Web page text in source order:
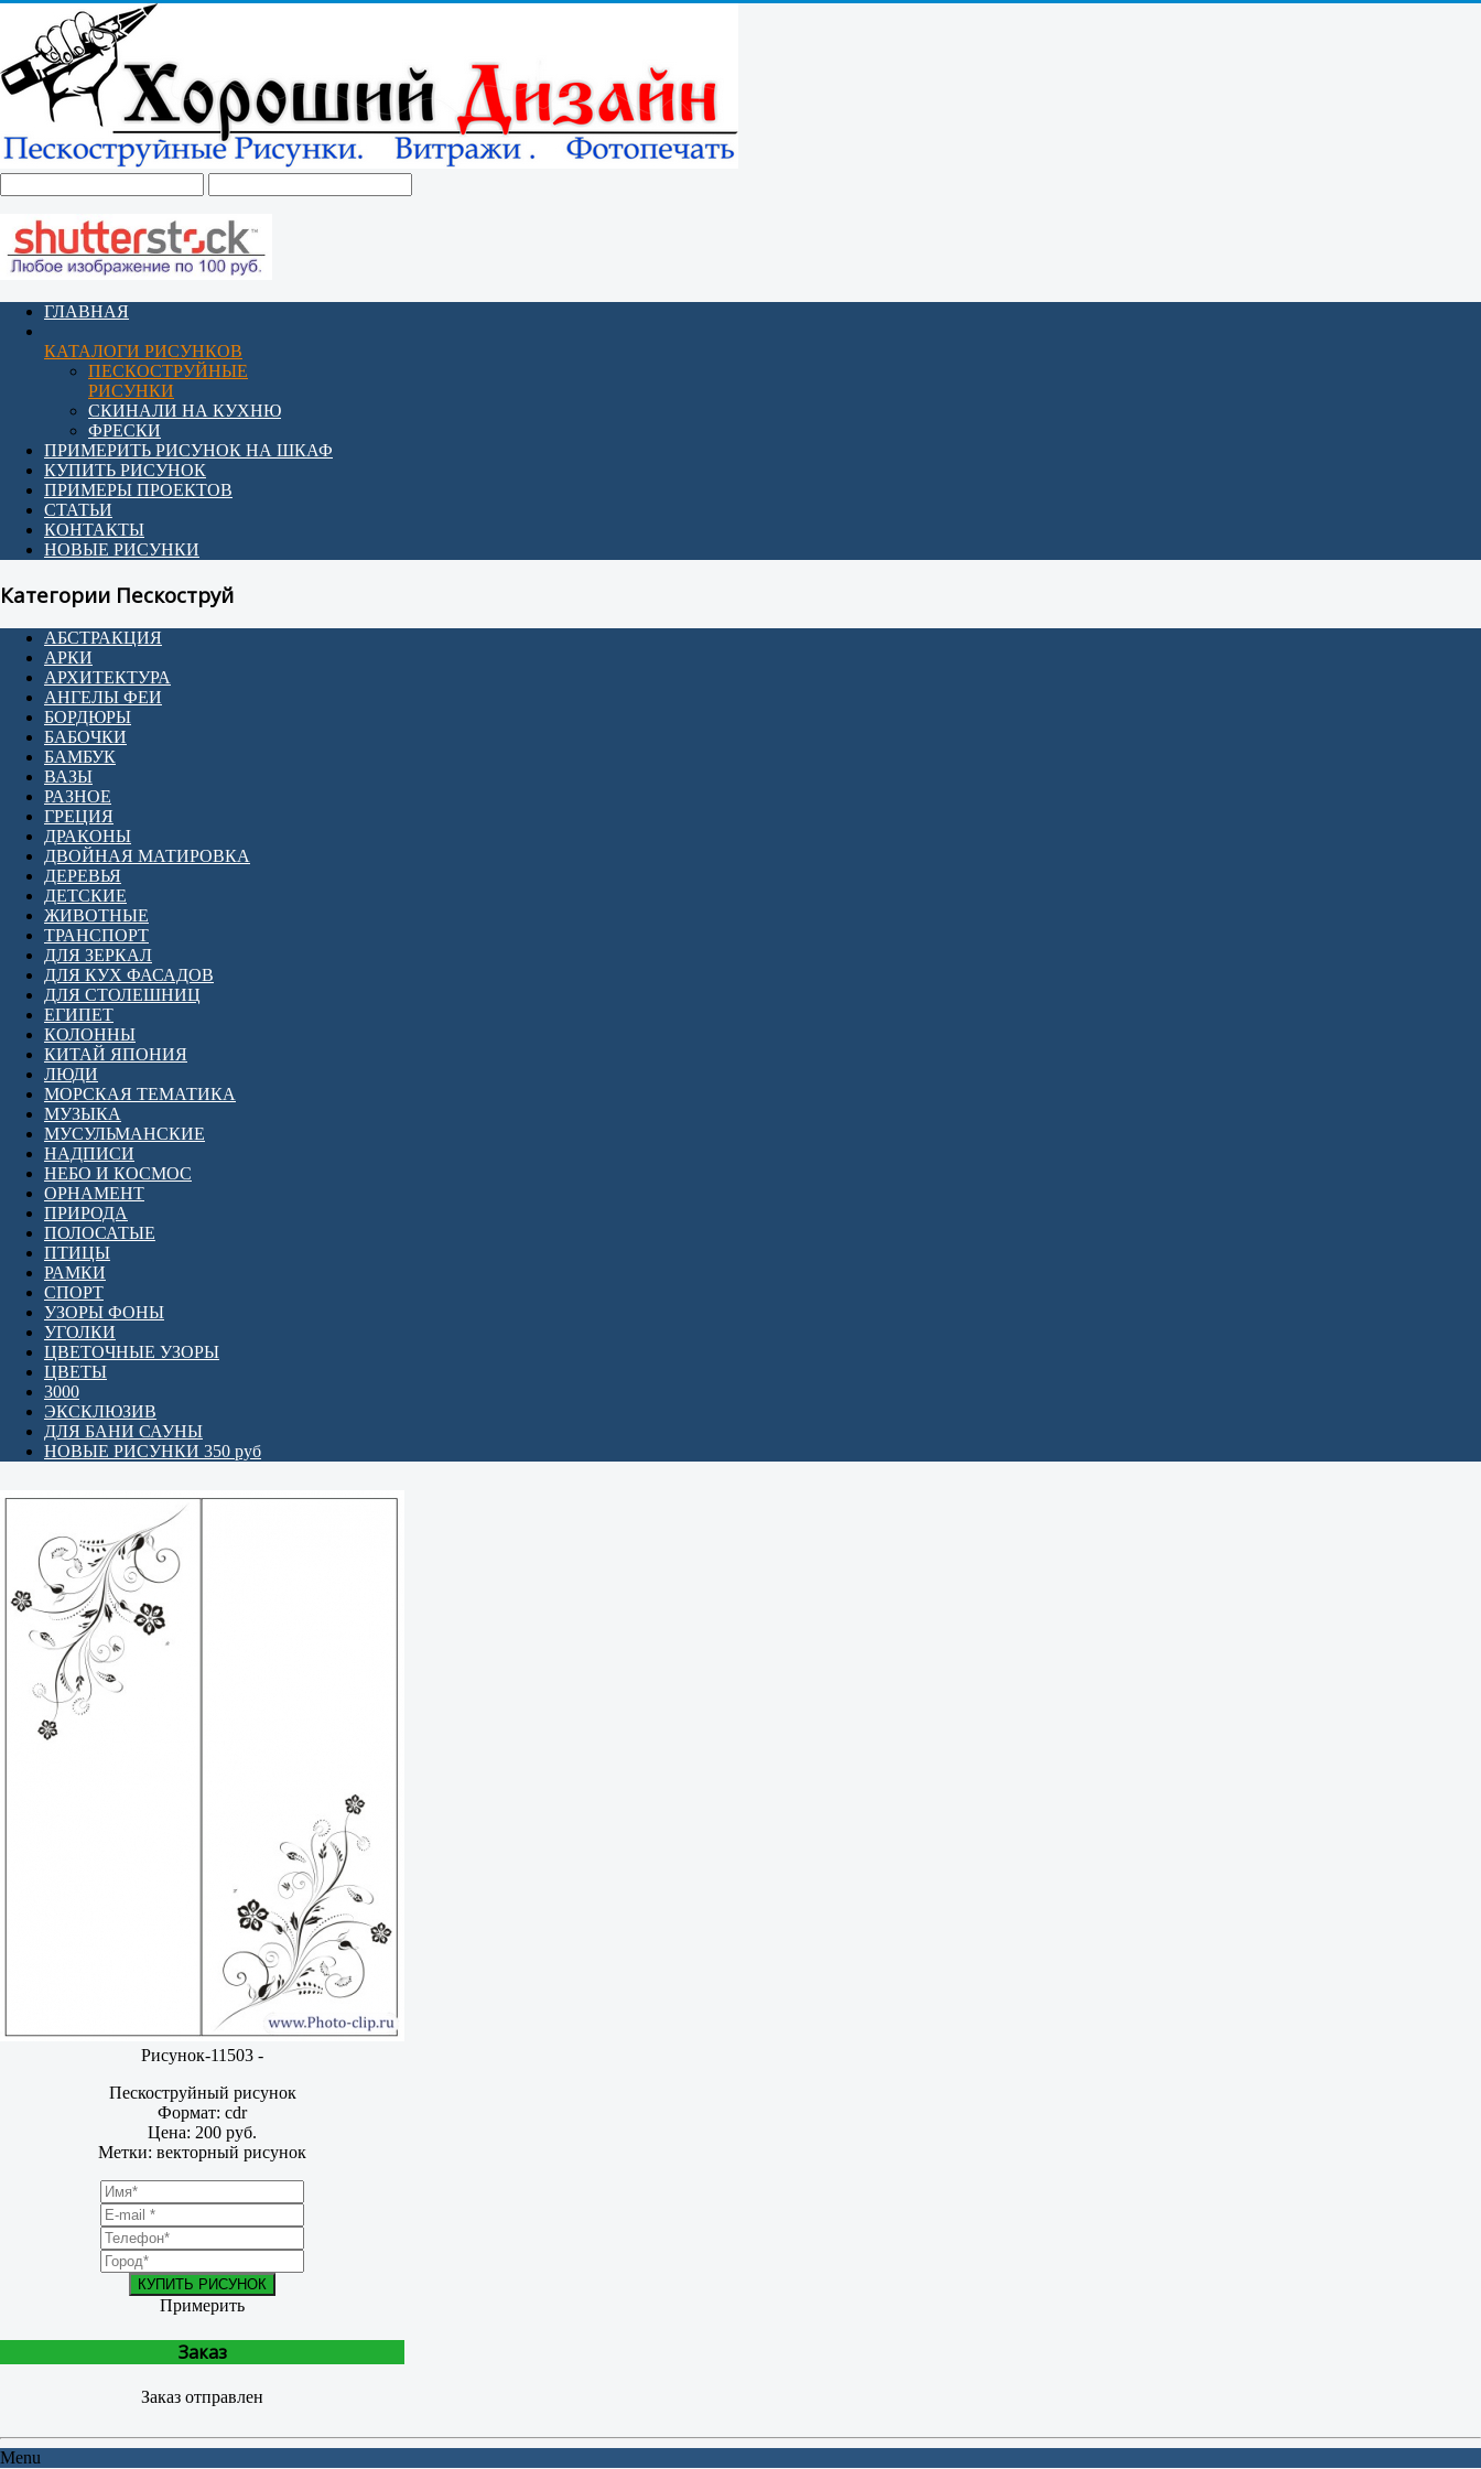
ГЛАВНАЯ
КАТАЛОГИ РИСУНКОВ
ПЕСКОСТРУЙНЫЕ
РИСУНКИ
СКИНАЛИ НА КУХНЮ
ФРЕСКИ
ПРИМЕРИТЬ РИСУНОК НА ШКАФ
КУПИТЬ РИСУНОК
ПРИМЕРЫ ПРОЕКТОВ
СТАТЬИ
КОНТАКТЫ
НОВЫЕ РИСУНКИ
Категории Пескоструй
АБСТРАКЦИЯ
АРКИ
АРХИТЕКТУРА
АНГЕЛЫ ФЕИ
БОРДЮРЫ
БАБОЧКИ
БАМБУК
ВАЗЫ
РАЗНОЕ
ГРЕЦИЯ
ДРАКОНЫ
ДВОЙНАЯ МАТИРОВКА
ДЕРЕВЬЯ
ДЕТСКИЕ
ЖИВОТНЫЕ
ТРАНСПОРТ
ДЛЯ ЗЕРКАЛ
ДЛЯ КУХ ФАСАДОВ
ДЛЯ СТОЛЕШНИЦ
ЕГИПЕТ
КОЛОННЫ
КИТАЙ ЯПОНИЯ
ЛЮДИ
МОРСКАЯ ТЕМАТИКА
МУЗЫКА
МУСУЛЬМАНСКИЕ
НАДПИСИ
НЕБО И КОСМОС
ОРНАМЕНТ
ПРИРОДА
ПОЛОСАТЫЕ
ПТИЦЫ
РАМКИ
СПОРТ
УЗОРЫ ФОНЫ
УГОЛКИ
ЦВЕТОЧНЫЕ УЗОРЫ
ЦВЕТЫ
3000
ЭКСКЛЮЗИВ
ДЛЯ БАНИ САУНЫ
НОВЫЕ РИСУНКИ 350 руб
Рисунок-11503 -
Пескоструйный рисунок
Формат: cdr
Цена: 200 руб.
Метки: векторный рисунок
КУПИТЬ РИСУНОК
Примерить
Заказ
Заказ отправлен
Menu